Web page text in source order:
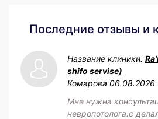
Последние отзывы и
Название клиники:
shifo servise)
Комарова 06.08.2026
Мне нужна
невропотолога.с